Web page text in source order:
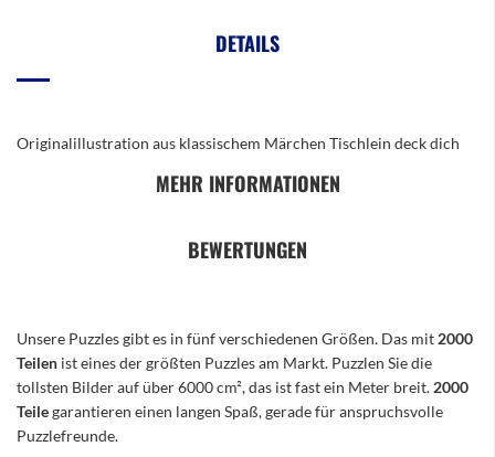
DETAILS
Originalillustration aus klassischem Märchen Tischlein deck dich
MEHR INFORMATIONEN
BEWERTUNGEN
Unsere Puzzles gibt es in fünf verschiedenen Größen. Das mit 2000
Teilen ist eines der größten Puzzles am Markt. Puzzlen Sie die
tollsten Bilder auf über 6000 cm², das ist fast ein Meter breit. 2000
Teilegarantieren einen langen Spaß, gerade für anspruchsvolle
Puzzlefreunde.